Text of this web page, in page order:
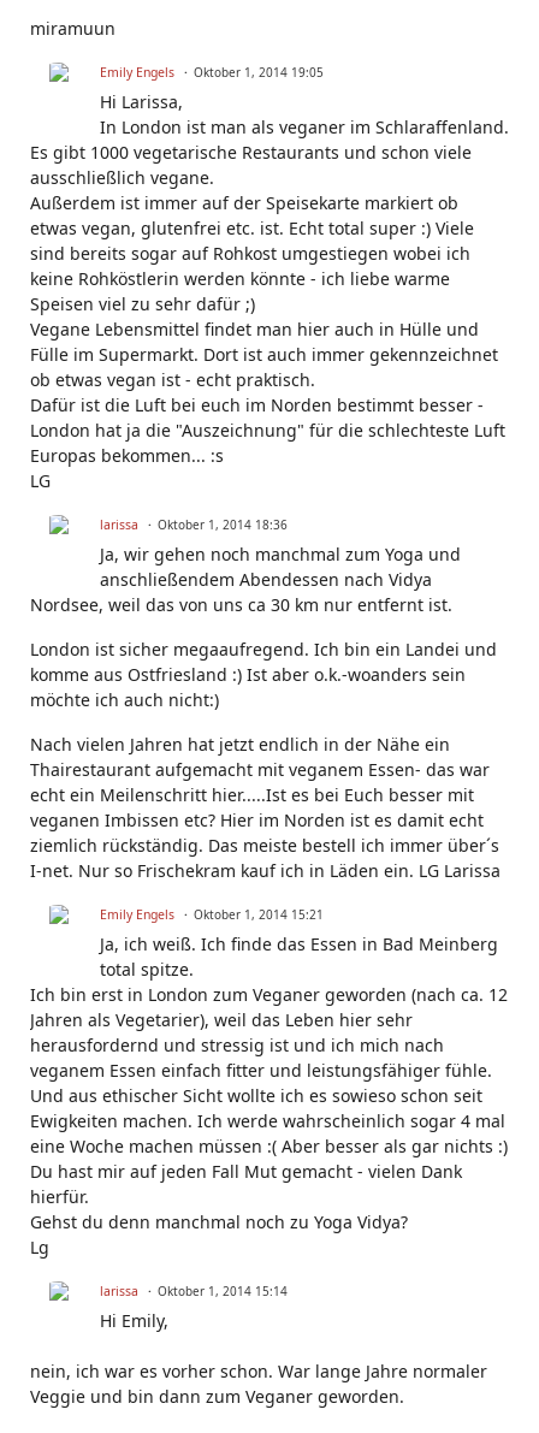
miramuun
Emily Engels Oktober 1, 2014 19:05
Hi Larissa,
In London ist man als veganer im Schlaraffenland.
Es gibt 1000 vegetarische Restaurants und schon viele
ausschließlich vegane.
Außerdem ist immer auf der Speisekarte markiert ob
etwas vegan, glutenfrei etc. ist. Echt total super :) Viele
sind bereits sogar auf Rohkost umgestiegen wobei ich
keine Rohköstlerin werden könnte - ich liebe warme
Speisen viel zu sehr dafür ;)
Vegane Lebensmittel findet man hier auch in Hülle und
Fülle im Supermarkt. Dort ist auch immer gekennzeichnet
ob etwas vegan ist - echt praktisch.
Dafür ist die Luft bei euch im Norden bestimmt besser -
London hat ja die "Auszeichnung" für die schlechteste Luft
Europas bekommen... :s
LG
larissa Oktober 1, 2014 18:36
Ja, wir gehen noch manchmal zum Yoga und
anschließendem Abendessen nach Vidya
Nordsee, weil das von uns ca 30 km nur entfernt ist.
London ist sicher megaaufregend. Ich bin ein Landei und
komme aus Ostfriesland :) Ist aber o.k.-woanders sein
möchte ich auch nicht:)
Nach vielen Jahren hat jetzt endlich in der Nähe ein
Thairestaurant aufgemacht mit veganem Essen- das war
echt ein Meilenschritt hier.....Ist es bei Euch besser mit
veganen Imbissen etc? Hier im Norden ist es damit echt
ziemlich rückständig. Das meiste bestell ich immer über´s
I-net. Nur so Frischekram kauf ich in Läden ein. LG Larissa
Emily Engels Oktober 1, 2014 15:21
Ja, ich weiß. Ich finde das Essen in Bad Meinberg
total spitze.
Ich bin erst in London zum Veganer geworden (nach ca. 12
Jahren als Vegetarier), weil das Leben hier sehr
herausfordernd und stressig ist und ich mich nach
veganem Essen einfach fitter und leistungsfähiger fühle.
Und aus ethischer Sicht wollte ich es sowieso schon seit
Ewigkeiten machen. Ich werde wahrscheinlich sogar 4 mal
eine Woche machen müssen :( Aber besser als gar nichts :)
Du hast mir auf jeden Fall Mut gemacht - vielen Dank
hierfür.
Gehst du denn manchmal noch zu Yoga Vidya?
Lg
larissa Oktober 1, 2014 15:14
Hi Emily,
nein, ich war es vorher schon. War lange Jahre normaler
Veggie und bin dann zum Veganer geworden.